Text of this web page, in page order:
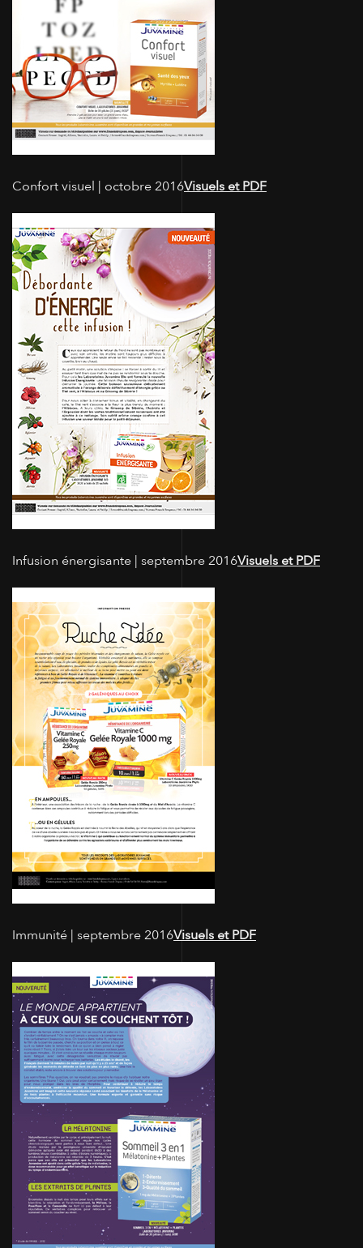
Confort visuel | octobre 2016Visuels et PDF
Infusion énergisante | septembre 2016Visuels et PDF
Immunité | septembre 2016Visuels et PDF